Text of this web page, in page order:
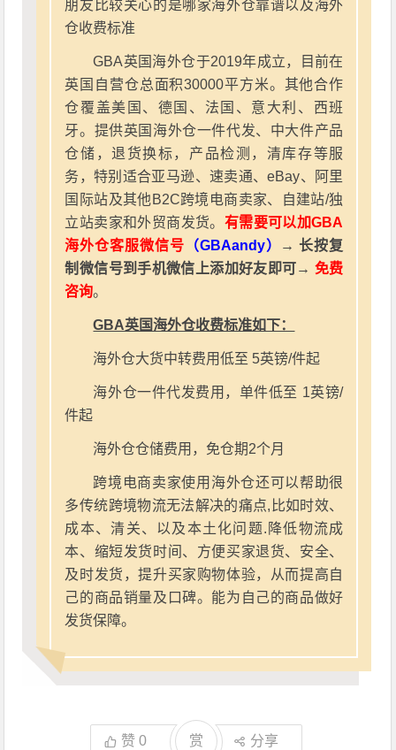
朋友比较关心的是哪家海外仓靠谱以及海外
仓收费标准
GBA英国海外仓于2019年成立，目前在
英国自营仓总面积30000平方米。其他合作
仓覆盖美国、德国、法国、意大利、西班
牙。提供英国海外仓一件代发、中大件产品
仓储，退货换标，产品检测，清库存等服
务，特别适合亚马逊、速卖通、eBay、阿里
国际站及其他B2C跨境电商卖家、自建站/独
立站卖家和外贸商发货。 有需要可以加GBA
海外仓客服微信号 （GBAandy）
→ 长按复
制微信号到手机微信上添加好友即可→ 免费
咨询。
GBA英国海外仓收费标准如下：
海外仓大货中转费用低至 5英镑/件起
海外仓一件代发费用，单件低至 1英镑/
件起
海外仓仓储费用，免仓期2个月
跨境电商卖家使用海外仓还可以帮助很
多传统跨境物流无法解决的痛点,比如时效、
成本、清关、以及本土化问题.降低物流成
本、缩短发货时间、方便买家退货、安全、
及时发货，提升买家购物体验，从而提高自
己的商品销量及口碑。能为自己的商品做好
发货保障。
赞0 赏 分享